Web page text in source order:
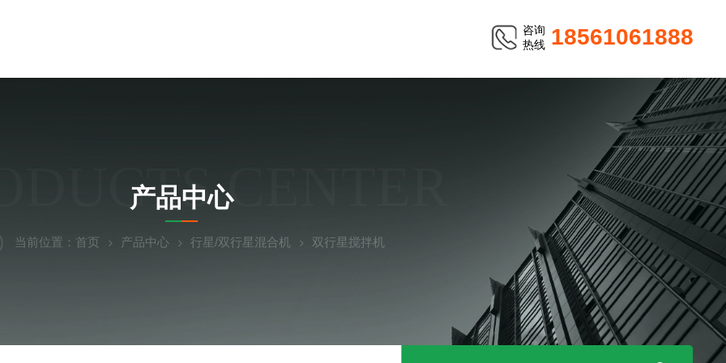
咨询
热线 18561061888
CENTER
产品中心
当前位置： 首页 产品中心 行星/双行星混合机 双行星搅拌机